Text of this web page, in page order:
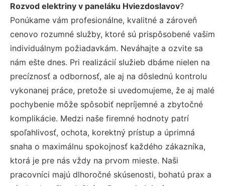
Rozvod elektriny v paneláku Hviezdoslavov?
Ponúkame vám profesionálne, kvalitné a zároveň
cenovo rozumné služby, ktoré sú prispôsobené vašim
individuálnym požiadavkám. Neváhajte a ozvite sa
nám ešte dnes. Pri realizácií služieb dbáme nielen na
precíznosť a odbornosť, ale aj na dôslednú kontrolu
vykonanej práce, pretože si uvedomujeme, že aj malé
pochybenie môže spôsobiť nepríjemné a zbytočné
komplikácie. Medzi naše firemné hodnoty patrí
spoľahlivosť, ochota, korektný prístup a úprimná
snaha o maximálnu spokojnosť každého zákazníka,
ktorá je pre nás vždy na prvom mieste. Naši
pracovníci majú dlhoročné skúsenosti, bohatú prax a